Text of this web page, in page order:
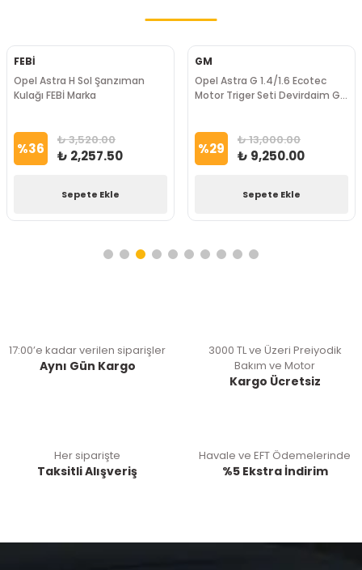
FEBİ
Opel Astra H Sol Şanzıman
Kulağı FEBİ Marka
%36 ₺ 3,520.00
₺ 2,257.50
Sepete Ekle
GM
Opel Astra G 1.4/1.6 Ecotec
Motor Triger Seti Devirdaim GM
%29 ₺ 13,000.00
₺ 9,250.00
Sepete Ekle
17:00’e kadar verilen siparişler
Aynı Gün Kargo
3000 TL ve Üzeri Preiyodik
Bakım ve Motor
Kargo Ücretsiz
Her siparişte
Taksitli Alışveriş
Havale ve EFT Ödemelerinde
%5 Ekstra İndirim